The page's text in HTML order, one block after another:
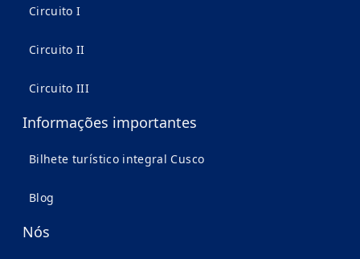
Circuito I
Circuito II
Circuito III
Informações importantes
Bilhete turístico integral Cusco
Blog
Nós